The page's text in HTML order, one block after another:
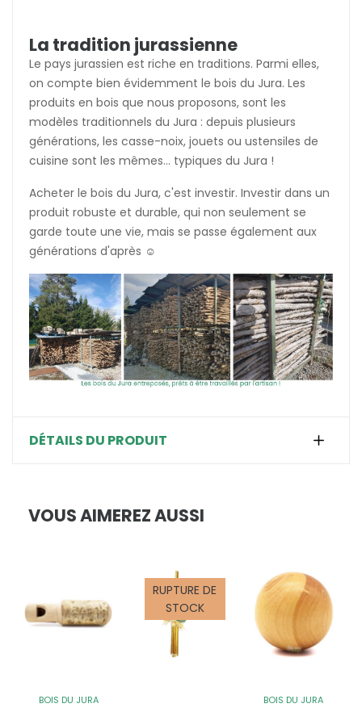
La tradition jurassienne
Le pays jurassien est riche en traditions. Parmi elles,
on compte bien évidemment le bois du Jura. Les
produits en bois que nous proposons, sont les
modèles traditionnels du Jura : depuis plusieurs
générations, les casse-noix, jouets ou ustensiles de
cuisine sont les mêmes... typiques du Jura !
Acheter le bois du Jura, c'est investir. Investir dans un
produit robuste et durable, qui non seulement se
garde toute une vie, mais se passe également aux
générations d'après ☺️
DÉTAILS DU PRODUIT
VOUS AIMEREZ AUSSI
BOIS DU JURA
RUPTURE DE
STOCK
BOIS DU JURA